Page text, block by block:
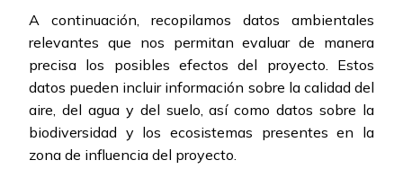
A continuación, recopilamos datos ambientales
relevantes que nos permitan evaluar de manera
precisa los posibles efectos del proyecto. Estos
datos pueden incluir información sobre la calidad del
aire, del agua y del suelo, así como datos sobre la
biodiversidad y los ecosistemas presentes en la
zona de influencia del proyecto.